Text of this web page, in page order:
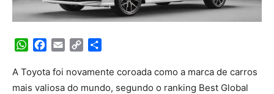
WhatsApp
Facebook
Email Copy
A Toyota foi novamente coroada como a marca de carros
mais valiosa do mundo, segundo o ranking Best Global